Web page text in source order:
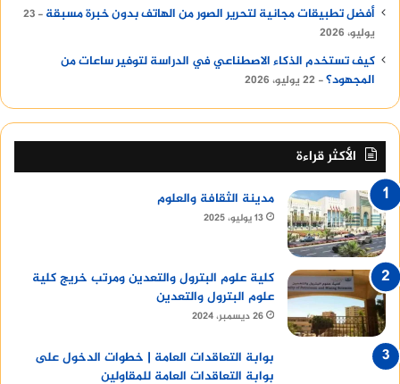
أفضل تطبيقات مجانية لتحرير الصور من الهاتف بدون خبرة مسبقة
23
يوليو، 2026
كيف تستخدم الذكاء الاصطناعي في الدراسة لتوفير ساعات من
المجهود؟ 22 يوليو، 2026
الأكثر قراءة
مدينة الثقافة والعلوم
13 يوليو، 2025
كلية علوم البترول والتعدين ومرتب خريج كلية
علوم البترول والتعدين
26 ديسمبر، 2024
بوابة التعاقدات العامة | خطوات الدخول على
بوابة التعاقدات العامة للمقاولين